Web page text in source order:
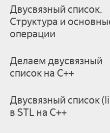
Двусвязный список.
Структура и
операции
Делаем двусвязный
список на С++
Двусвязный список
в STL на С++